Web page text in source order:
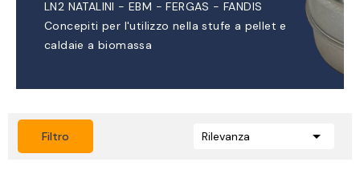
LN2 NATALINI - EBM - FERGAS - FANDIS
Concepiti per l'utilizzo nella stufe a pellet e
caldaie a biomassa
Filtro Rilevanza 